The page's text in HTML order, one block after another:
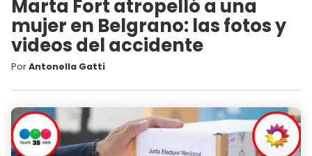
Marta Fort atropelló a una
mujer en Belgrano: las fotos y
videos del accidente
PorAntonella Gatti